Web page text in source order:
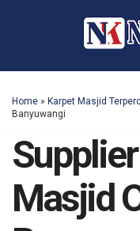
Home » Karpet Masjid
Banyuwangi
Masjid